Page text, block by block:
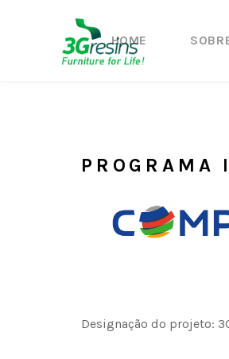
HOME
PROGRAMA
Designação do projeto: